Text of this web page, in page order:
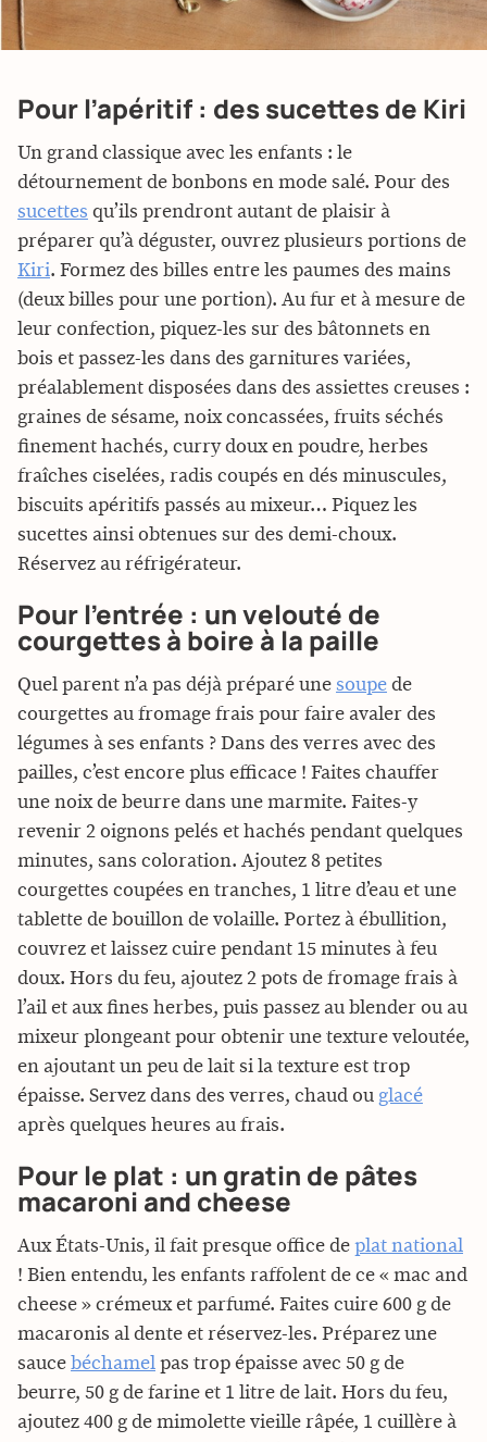
Pour l’apéritif : des sucettes de Kiri
Un grand classique avec les enfants : le
détournement de bonbons en mode salé. Pour des
sucettes qu’ils prendront autant de plaisir à
préparer qu’à déguster, ouvrez plusieurs portions de
Kiri. Formez des billes entre les paumes des mains
(deux billes pour une portion). Au fur et à mesure de
leur confection, piquez-les sur des bâtonnets en
bois et passez-les dans des garnitures variées,
préalablement disposées dans des assiettes creuses :
graines de sésame, noix concassées, fruits séchés
finement hachés, curry doux en poudre, herbes
fraîches ciselées, radis coupés en dés minuscules,
biscuits apéritifs passés au mixeur… Piquez les
sucettes ainsi obtenues sur des demi-choux.
Réservez au réfrigérateur.
Pour l’entrée : un velouté de
courgettes à boire à la paille
Quel parent n’a pas déjà préparé une soupe de
courgettes au fromage frais pour faire avaler des
légumes à ses enfants ? Dans des verres avec des
pailles, c’est encore plus efficace ! Faites chauffer
une noix de beurre dans une marmite. Faites-y
revenir 2 oignons pelés et hachés pendant quelques
minutes, sans coloration. Ajoutez 8 petites
courgettes coupées en tranches, 1 litre d’eau et une
tablette de bouillon de volaille. Portez à ébullition,
couvrez et laissez cuire pendant 15 minutes à feu
doux. Hors du feu, ajoutez 2 pots de fromage frais à
l’ail et aux fines herbes, puis passez au blender ou au
mixeur plongeant pour obtenir une texture veloutée,
en ajoutant un peu de lait si la texture est trop
épaisse. Servez dans des verres, chaud ou glacé
après quelques heures au frais.
Pour le plat : un gratin de pâtes
macaroni and cheese
Aux États-Unis, il fait presque office de plat national
! Bien entendu, les enfants raffolent de ce « mac and
cheese » crémeux et parfumé. Faites cuire 600 g de
macaronis al dente et réservez-les. Préparez une
sauce béchamel pas trop épaisse avec 50 g de
beurre, 50 g de farine et 1 litre de lait. Hors du feu,
ajoutez 400 g de mimolette vieille râpée, 1 cuillère à